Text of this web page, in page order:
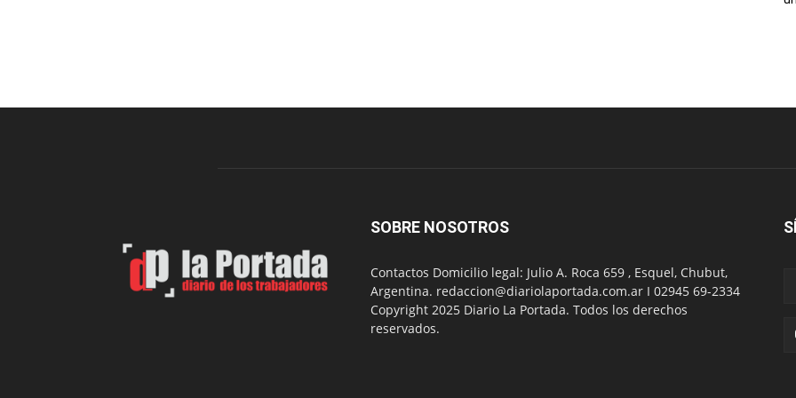
SOBRE NOSOTROS
Contactos Domicilio legal: Julio A. Roca 659 , Esquel, Chubut,
Argentina. redaccion@diariolaportada.com.ar I 02945 69-2334
Copyright 2025 Diario La Portada. Todos los derechos
reservados.